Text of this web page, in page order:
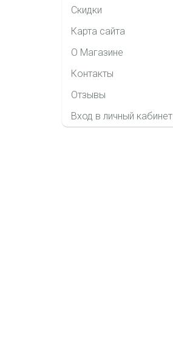
Скидки
Карта сайта
О Магазине
Контакты
Отзывы
Вход в личный кабинет